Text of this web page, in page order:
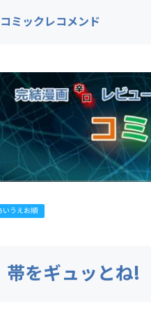
ミックレコメンド
いうえお順
帯をギュッとね!